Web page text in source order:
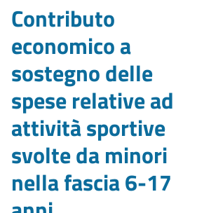
Contributo
economico a
sostegno delle
spese relative ad
attività sportive
svolte da minori
nella fascia 6-17